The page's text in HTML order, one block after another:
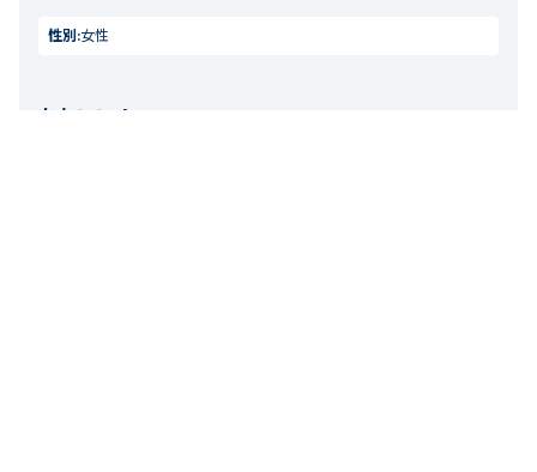
性別:女性
かわいい！